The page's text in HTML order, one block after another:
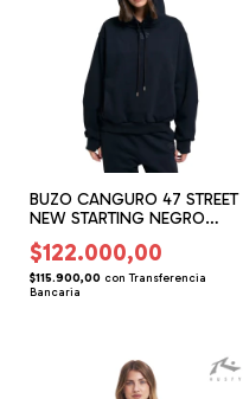
BUZO CANGURO 47 STREET
NEW STARTING NEGRO
(47166201)
$122.000,00
$115.900,00 con Transferencia
Bancaria